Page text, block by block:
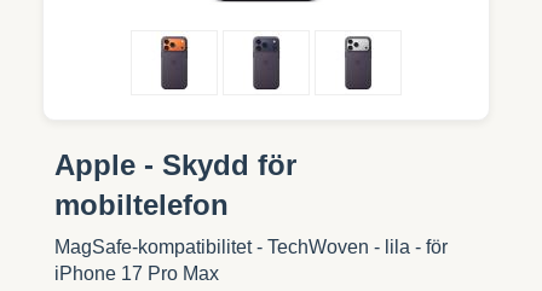
Apple - Skydd för
mobiltelefon
MagSafe-kompatibilitet - TechWoven - lila - för
iPhone 17 Pro Max